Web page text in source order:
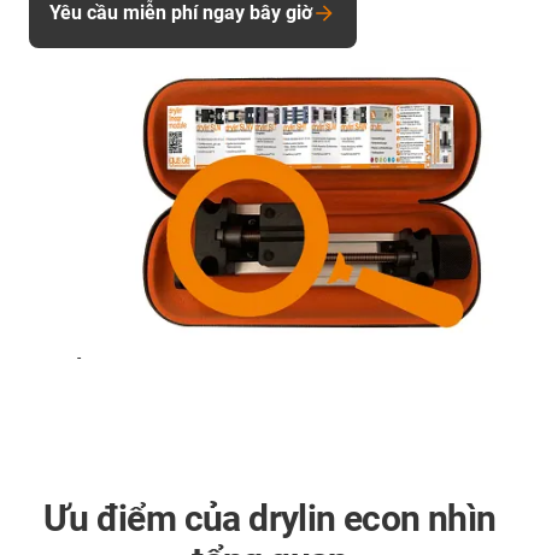
-
Yêu cầu miễn phí ngay bây giờ
Ưu điểm của drylin econ nhìn